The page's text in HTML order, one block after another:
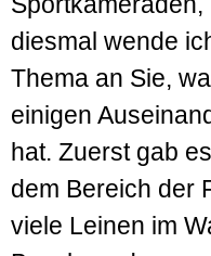
diesmal wende
Thema an Sie,
einigen
hat. Zuerst gab
dem Bereich der
viele Leinen im